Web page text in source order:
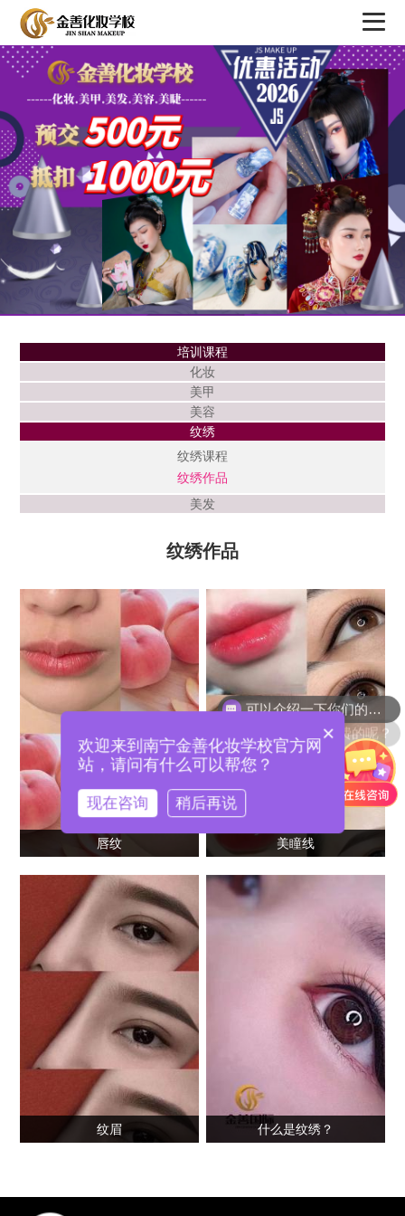
培训课程
化妆
美甲
美容
纹绣
纹绣课程
纹绣作品
美发
纹绣作品
唇纹 美瞳线
纹眉 什么是纹绣？
可以介绍一下你们的课程吗？
你们是怎么收费的呢？
×
欢迎来到南宁金善化妆学校官方网
站，请问有什么可以帮您？
现在咨询 稍后再说